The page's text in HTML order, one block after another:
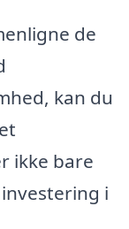
de
kan du
ikke bare
i